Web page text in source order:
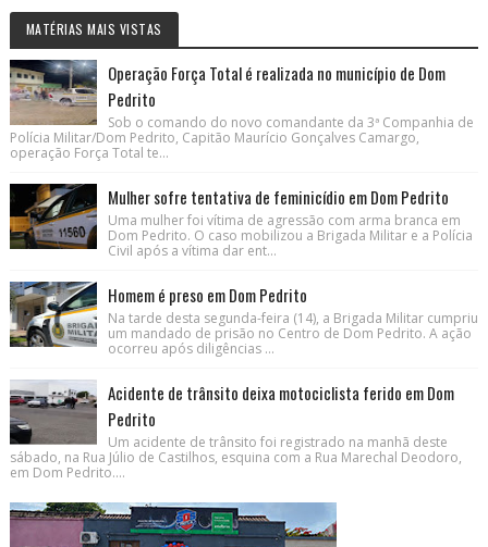
MATÉRIAS MAIS VISTAS
Operação Força Total é realizada no município de Dom
Pedrito
Sob o comando do novo comandante da 3ª Companhia de
Polícia Militar/Dom Pedrito, Capitão Maurício Gonçalves Camargo,
operação Força Total te...
Mulher sofre tentativa de feminicídio em Dom Pedrito
Uma mulher foi vítima de agressão com arma branca em
Dom Pedrito. O caso mobilizou a Brigada Militar e a Polícia
Civil após a vítima dar ent...
Homem é preso em Dom Pedrito
Na tarde desta segunda-feira (14), a Brigada Militar cumpriu
um mandado de prisão no Centro de Dom Pedrito. A ação
ocorreu após diligências ...
Acidente de trânsito deixa motociclista ferido em Dom
Pedrito
Um acidente de trânsito foi registrado na manhã deste
sábado, na Rua Júlio de Castilhos, esquina com a Rua Marechal Deodoro,
em Dom Pedrito....